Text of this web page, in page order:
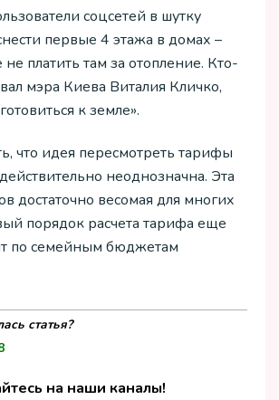
соцсетей в шутку
первые 4 этажа в домах –
платить там за отопление. Кто-
мэра Киева Виталия Кличко,
к земле».
что идея пересмотреть тарифы
неоднозначна. Эта
достаточно весомая для многих
порядок расчета тарифа еще
по семейным бюджетам
статья?
на наши каналы!